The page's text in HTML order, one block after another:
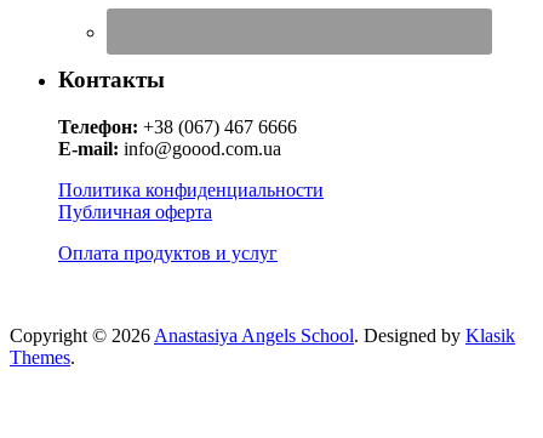
Контакты
Телефон: +38 (067) 467 6666
E-mail: info@goood.com.ua
Политика конфиденциальности
Публичная оферта
Оплата продуктов и услуг
Copyright © 2026 Anastasiya Angels School. Designed by Klasik
Themes.